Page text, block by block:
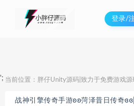
登录/
'; 当前位置： 胖仔Unity源码|致力于免费游戏
战神引擎传奇手游ʚʚ菏泽昔日传奇